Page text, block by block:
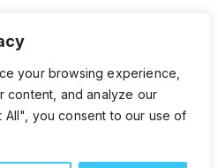
your browsing experience,
content, and analyze our
you consent to our use of
Reserved.